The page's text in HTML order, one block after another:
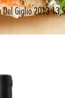
Giglio 2013